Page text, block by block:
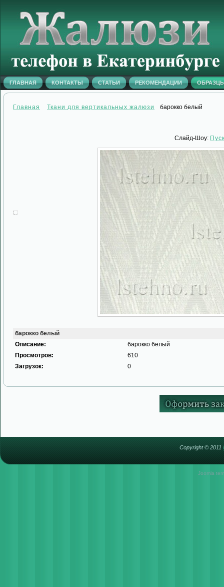
ГЛАВНАЯ КОНТАКТЫ СТАТЬИ РЕКОМЕНДАЦИИ
Главная Ткани для вертикальных жалюзи барокко белый
Слайд-Шоу:
барокко белый
Описание:
барокко белый
Просмотров:
610
Загрузок:
0
Copyright © 2011
Joomla